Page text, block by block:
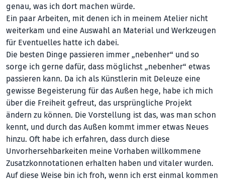
genau, was ich dort machen würde.
Ein paar Arbeiten, mit denen ich in meinem Atelier nicht
weiterkam und eine Auswahl an Material und Werkzeugen
für Eventuelles hatte ich dabei.
Die besten Dinge passieren immer „neben­her“ und so
sorge ich gerne dafür, dass mög­lichst „nebenher“ etwas
passieren kann. Da ich als Künstlerin mit Deleuze eine
gewisse Begeisterung für das Außen hege, habe ich mich
über die Freiheit gefreut, das ursprüngliche Projekt
ändern zu können. Die Vorstellung ist das, was man schon
kennt, und durch das Außen kommt immer etwas Neues
hinzu. Oft habe ich erfahren, dass durch diese
Unvorhersehbarkeiten meine Vorhaben willkommene
Zusatzkonnotationen erhalten haben und vitaler wurden.
Auf diese Weise bin ich froh, wenn ich erst einmal kommen